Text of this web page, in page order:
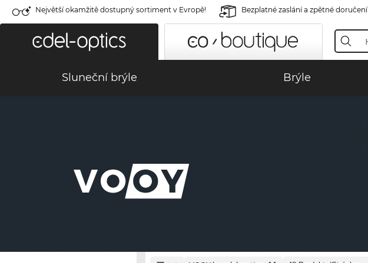
Největší okamžitě dostupný sortiment v Evropě! Bezplatné zaslání a zpětné doručení
Sluneční brýle Brýle